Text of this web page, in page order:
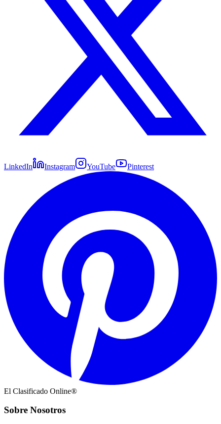
LinkedIn Instagram YouTube Pinterest
El Clasificado Online®
Sobre Nosotros